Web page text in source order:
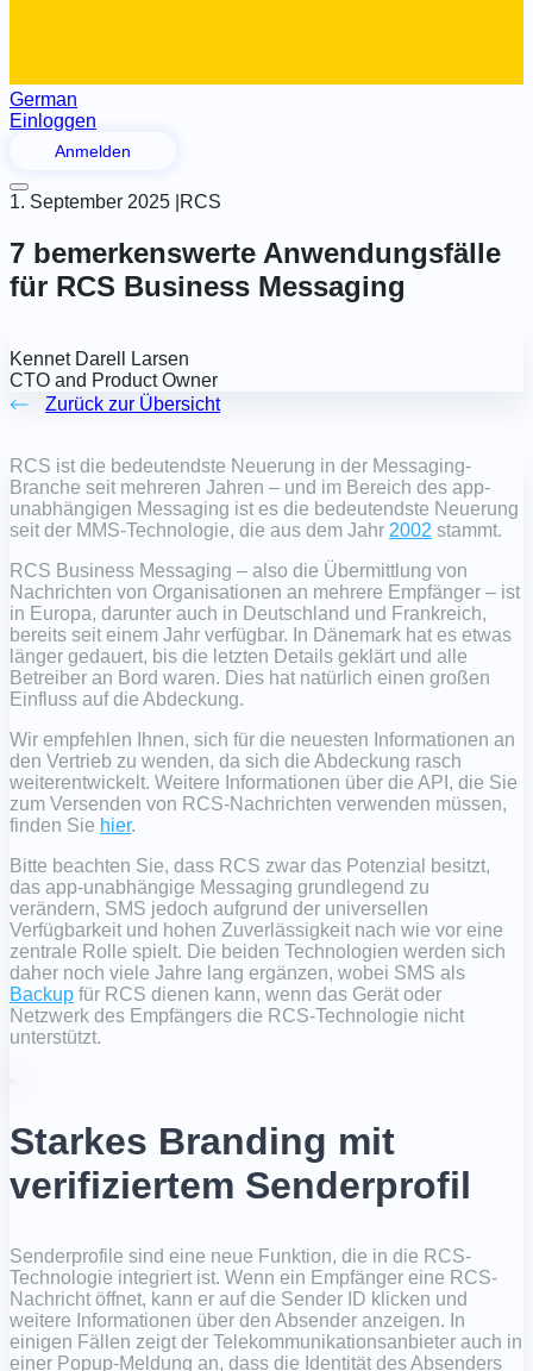
German
Einloggen
Anmelden
1. September 2025 RCS
7 bemerkenswerte Anwendungsfälle
für RCS Business Messaging
Kennet Darell Larsen
CTO and Product Owner
Zurück zur Übersicht
RCS ist die bedeutendste Neuerung in der Messaging-
Branche seit mehreren Jahren – und im Bereich des app-
unabhängigen Messaging ist es die bedeutendste Neuerung
seit der MMS-Technologie, die aus dem Jahr 2002 stammt.
RCS Business Messaging – also die Übermittlung von
Nachrichten von Organisationen an mehrere Empfänger – ist
in Europa, darunter auch in Deutschland und Frankreich,
bereits seit einem Jahr verfügbar. In Dänemark hat es etwas
länger gedauert, bis die letzten Details geklärt und alle
Betreiber an Bord waren. Dies hat natürlich einen großen
Einfluss auf die Abdeckung.
Wir empfehlen Ihnen, sich für die neuesten Informationen an
den Vertrieb zu wenden, da sich die Abdeckung rasch
weiterentwickelt. Weitere Informationen über die API, die Sie
zum Versenden von RCS-Nachrichten verwenden müssen,
finden Sie hier.
Bitte beachten Sie, dass RCS zwar das Potenzial besitzt,
das app-unabhängige Messaging grundlegend zu
verändern, SMS jedoch aufgrund der universellen
Verfügbarkeit und hohen Zuverlässigkeit nach wie vor eine
zentrale Rolle spielt. Die beiden Technologien werden sich
daher noch viele Jahre lang ergänzen, wobei SMS als
Backup für RCS dienen kann, wenn das Gerät oder
Netzwerk des Empfängers die RCS-Technologie nicht
unterstützt.
Starkes Branding mit
verifiziertem Senderprofil
Senderprofile sind eine neue Funktion, die in die RCS-
Technologie integriert ist. Wenn ein Empfänger eine RCS-
Nachricht öffnet, kann er auf die Sender ID klicken und
weitere Informationen über den Absender anzeigen. In
einigen Fällen zeigt der Telekommunikationsanbieter auch in
einer Popup-Meldung an, dass die Identität des Absenders